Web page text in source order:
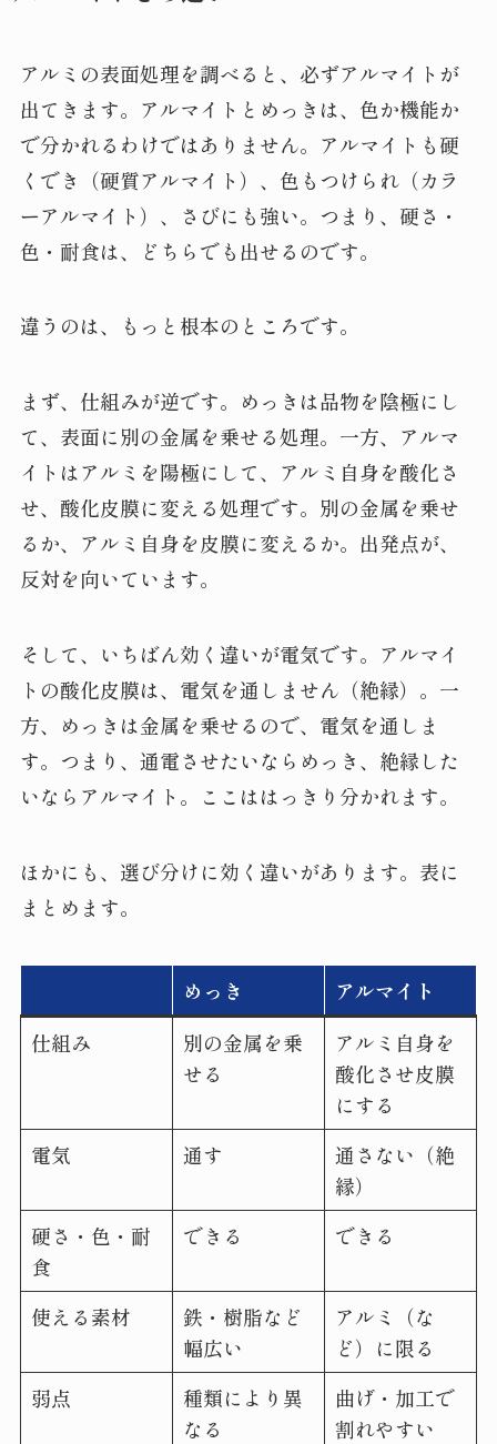
アルミの表面処理を調べると、必ずアルマイトが
出てきます。アルマイトとめっきは、色か機能か
で分かれるわけではありません。アルマイトも硬
くでき（硬質アルマイト）、色もつけられ（カラ
ーアルマイト）、さびにも強い。つまり、硬さ・
色・耐食は、どちらでも出せるのです。
違うのは、もっと根本のところです。
まず、仕組みが逆です。めっきは品物を陰極にし
て、表面に別の金属を乗せる処理。一方、アルマ
イトはアルミを陽極にして、アルミ自身を酸化さ
せ、酸化皮膜に変える処理です。別の金属を乗せ
るか、アルミ自身を皮膜に変えるか。出発点が、
反対を向いています。
そして、いちばん効く違いが電気です。アルマイ
トの酸化皮膜は、電気を通しません（絶縁）。一
方、めっきは金属を乗せるので、電気を通しま
す。つまり、通電させたいならめっき、絶縁した
いならアルマイト。ここははっきり分かれます。
ほかにも、選び分けに効く違いがあります。表に
まとめます。
めっき
アルマイト
仕組み
別の金属を乗
せる
アルミ自身を
酸化させ皮膜
にする
電気
通す
通さない（絶
縁）
硬さ・色・耐
食
できる できる
使える素材
鉄・樹脂など
幅広い
アルミ（な
ど）に限る
弱点
種類により異
なる
曲げ・加工で
割れやすい